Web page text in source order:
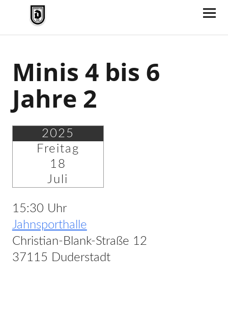
TV Jahn Duderstadt
Minis 4 bis 6
Jahre 2
2025
Freitag
18
Juli
15:30 Uhr
Jahnsporthalle
Christian-Blank-Straße 12
37115 Duderstadt